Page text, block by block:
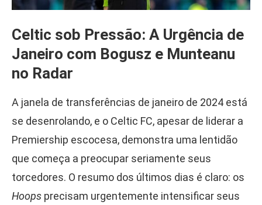
Celtic sob Pressão: A Urgência de
Janeiro com Bogusz e Munteanu
no Radar
A janela de transferências de janeiro de 2024 está
se desenrolando, e o Celtic FC, apesar de liderar a
Premiership escocesa, demonstra uma lentidão
que começa a preocupar seriamente seus
torcedores. O resumo dos últimos dias é claro: os
Hoops precisam urgentemente intensificar seus